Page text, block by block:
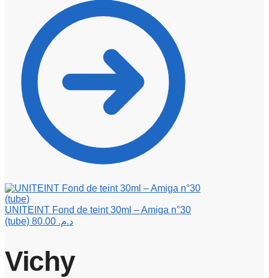
UNITEINT Fond de teint 30ml – Amiga n°30
(tube)
د.م.
Vichy